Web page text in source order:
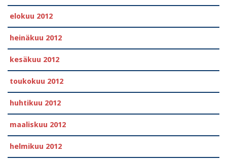
elokuu 2012
heinäkuu 2012
kesäkuu 2012
toukokuu 2012
huhtikuu 2012
maaliskuu 2012
helmikuu 2012